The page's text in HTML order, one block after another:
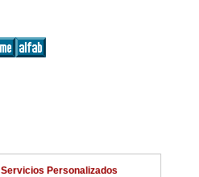
Servicios Personalizados